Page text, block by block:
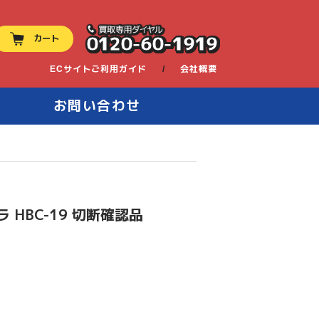
カート 0120-60-1919
ECサイトご利用ガイド 会社概要
お問い合わせ
HBC-19 切断確認品